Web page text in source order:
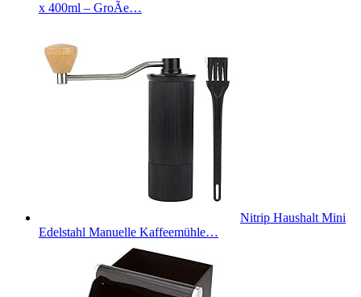
x 400ml – GroÃe…
Nitrip Haushalt Mini
Edelstahl Manuelle Kaffeemühle…